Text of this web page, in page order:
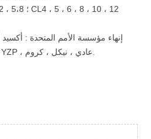
الدرجة / الفئة: SAE J995 Gr.2 ، 5،8 ؛ CL4 ، 5 ، 6 ، 8 ، 10 ، 12
إنهاء مؤسسة الأمم المتحدة :